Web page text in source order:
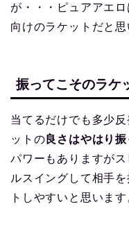
が・・・ピュアアエ
向けのラケットだと思
振ってこそのラケ
当てるだけでも多少
ットの 良さはやはり
パワーもありますが
ルスイングして相手
トしやすいと思います